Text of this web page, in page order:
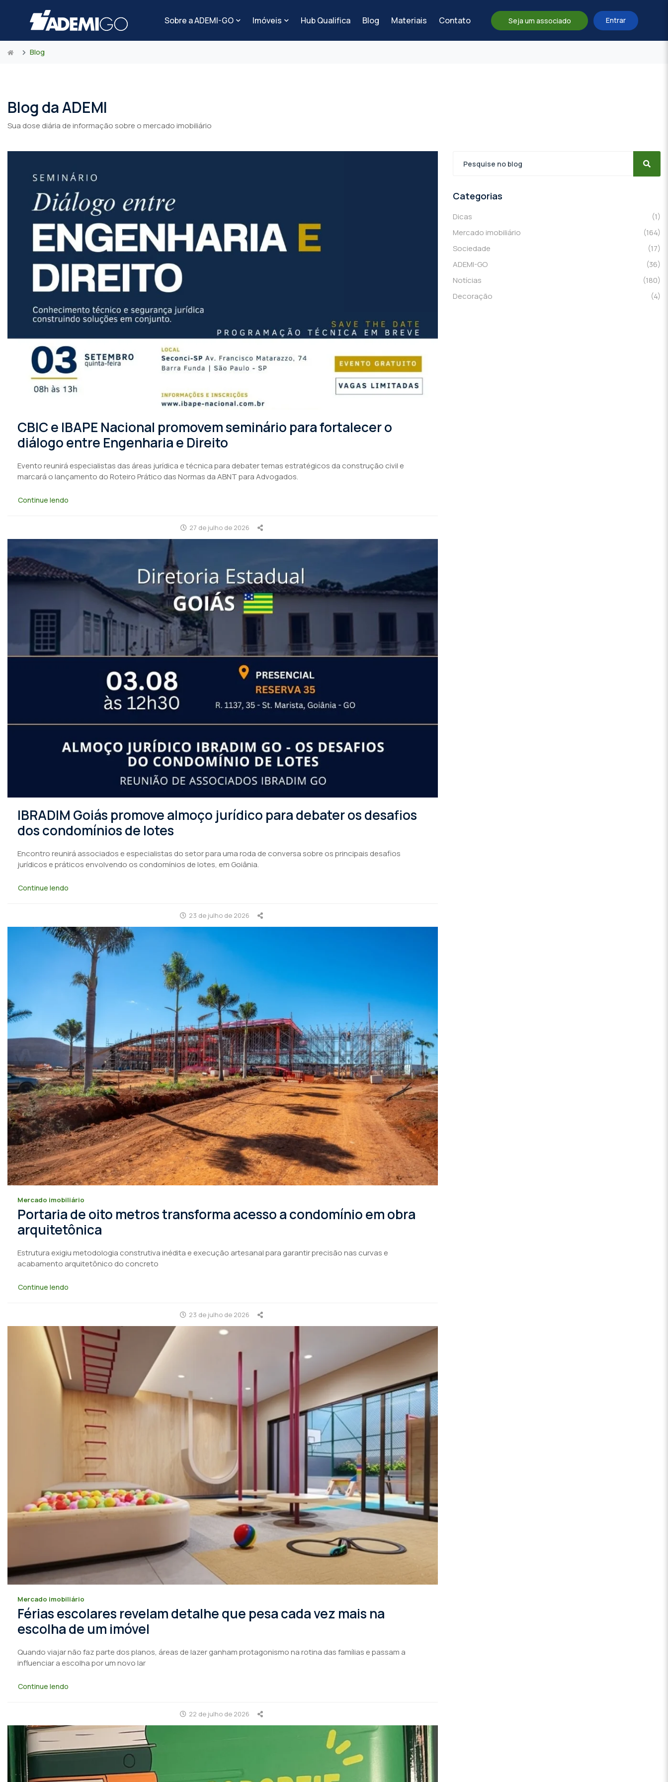
Sobre a ADEMI-GO Imóveis Hub Qualifica Blog Materiais Contato Seja um associado Entrar
Blog
Blog da ADEMI
Sua dose diária de informação sobre o mercado imobiliário
CBIC e IBAPE Nacional promovem seminário para fortalecer o
diálogo entre Engenharia e Direito
Evento reunirá especialistas das áreas jurídica e técnica para debater temas estratégicos da construção civil e
marcará o lançamento do Roteiro Prático das Normas da ABNT para Advogados.
Continue lendo
27 de julho de 2026
IBRADIM Goiás promove almoço jurídico para debater os desafios
dos condomínios de lotes
Encontro reunirá associados e especialistas do setor para uma roda de conversa sobre os principais desafios
jurídicos e práticos envolvendo os condomínios de lotes, em Goiânia.
Continue lendo
23 de julho de 2026
Mercado imobiliário
Portaria de oito metros transforma acesso a condomínio em obra
arquitetônica
Estrutura exigiu metodologia construtiva inédita e execução artesanal para garantir precisão nas curvas e
acabamento arquitetônico do concreto
Continue lendo
23 de julho de 2026
Mercado imobiliário
Férias escolares revelam detalhe que pesa cada vez mais na
escolha de um imóvel
Quando viajar não faz parte dos planos, áreas de lazer ganham protagonismo na rotina das famílias e passam a
influenciar a escolha por um novo lar
Continue lendo
22 de julho de 2026
Categorias
Dicas
(1)
Mercado imobiliário
(164)
Sociedade
(17)
ADEMI-GO
(36)
Notícias
(180)
Decoração
(4)